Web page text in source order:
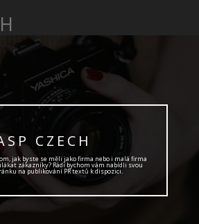
CZECH
jak byste se měli jako firma nebo i malá firma
zákazníky? Rádi bychom vám nabídli svou
na publikování PR textů k dispozici.